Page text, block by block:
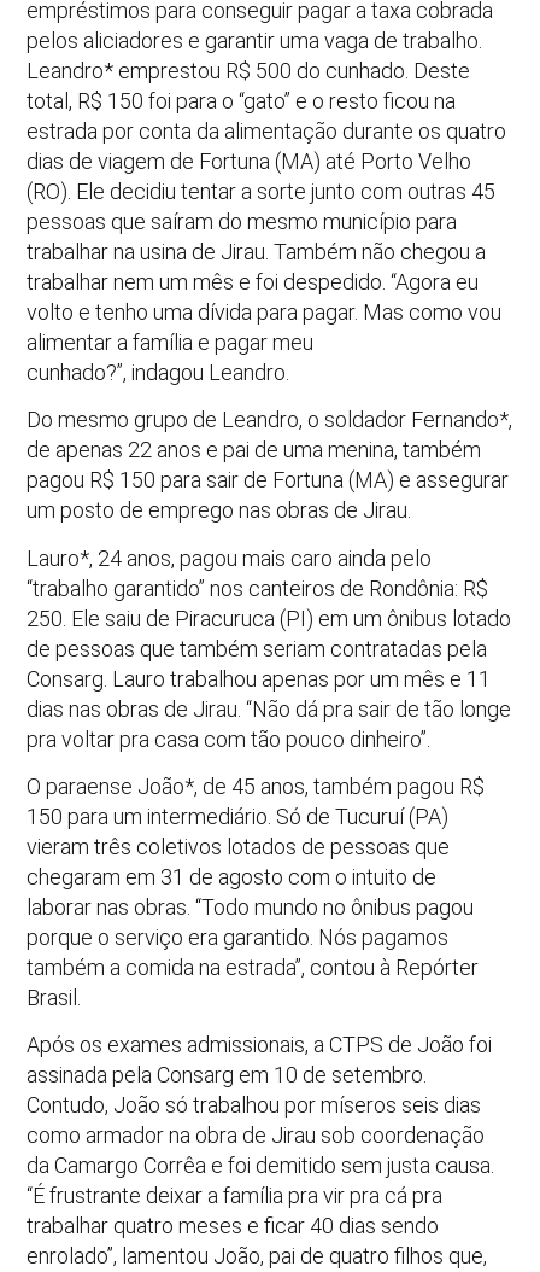
empréstimos para conseguir pagar a taxa cobrada
pelos aliciadores e garantir uma vaga de trabalho.
Leandro* emprestou R$ 500 do cunhado. Deste
total, R$ 150 foi para o “gato” e o resto ficou na
estrada por conta da alimentação durante os quatro
dias de viagem de Fortuna (MA) até Porto Velho
(RO). Ele decidiu tentar a sorte junto com outras 45
pessoas que saíram do mesmo município para
trabalhar na usina de Jirau. Também não chegou a
trabalhar nem um mês e foi despedido. “Agora eu
volto e tenho uma dívida para pagar. Mas como vou
alimentar a família e pagar meu
cunhado?”, indagou Leandro.
Do mesmo grupo de Leandro, o soldador Fernando*,
de apenas 22 anos e pai de uma menina, também
pagou R$ 150 para sair de Fortuna (MA) e assegurar
um posto de emprego nas obras de Jirau.
Lauro*, 24 anos, pagou mais caro ainda pelo
“trabalho garantido” nos canteiros de Rondônia: R$
250. Ele saiu de Piracuruca (PI) em um ônibus lotado
de pessoas que também seriam contratadas pela
Consarg. Lauro trabalhou apenas por um mês e 11
dias nas obras de Jirau. “Não dá pra sair de tão longe
pra voltar pra casa com tão pouco dinheiro”.
O paraense João*, de 45 anos, também pagou R$
150 para um intermediário. Só de Tucuruí (PA)
vieram três coletivos lotados de pessoas que
chegaram em 31 de agosto com o intuito de
laborar nas obras. “Todo mundo no ônibus pagou
porque o serviço era garantido. Nós pagamos
também a comida na estrada”, contou à Repórter
Brasil.
Após os exames admissionais, a CTPS de João foi
assinada pela Consarg em 10 de setembro.
Contudo, João só trabalhou por míseros seis dias
como armador na obra de Jirau sob coordenação
da Camargo Corrêa e foi demitido sem justa causa.
“É frustrante deixar a família pra vir pra cá pra
trabalhar quatro meses e ficar 40 dias sendo
enrolado”, lamentou João, pai de quatro filhos que,